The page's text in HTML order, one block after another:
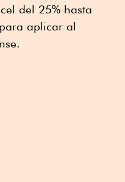
del 25% hasta
aplicar al